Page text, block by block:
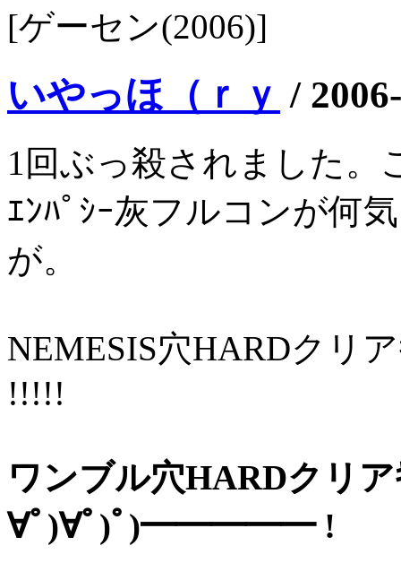
[ゲーセン(2006)]
いやっほ（ｒｙ /
1回ぶっ殺されました。
ｴﾝﾊﾟｼｰ灰フルコンが何
が。
NEMESIS穴HARD
!!!!!
ワンブル穴HARDク
∀ﾟ)∀ﾟ)ﾟ)━━━━━ !